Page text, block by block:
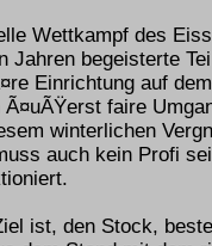
Wettkampf des
Jahren begeisterte
Einrichtung auf
faire
winterlichen
auch kein Profi
ist, den Stock,